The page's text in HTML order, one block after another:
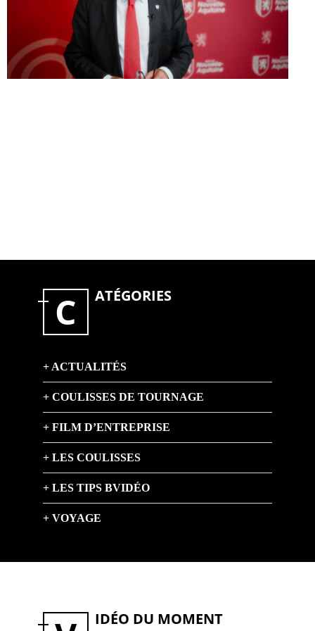
C ATÉGORIES
ACTUALITÉS
COULISSES DE TOURNAGE
FILM D’ENTREPRISE
LES COULISSES
LES TIPS BVIDÉO
VOYAGE
IDÉO DU MOMENT